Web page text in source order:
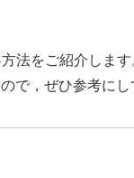
法をご紹介します
で，ぜひ参考にし